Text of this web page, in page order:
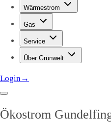
Wärmestrom
Gas
Service
Über Grünwelt
Login→
Ökostrom